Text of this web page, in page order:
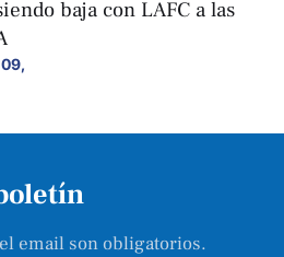
baja con LAFC a las
,
email son obligatorios.